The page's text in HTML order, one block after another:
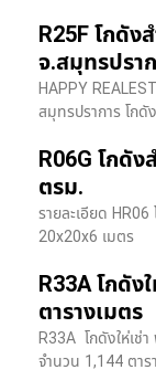
R25F โกดัง
จ.สมุทรปรา
HAPPY
สมุทรปราการ โกดั
R06G โกดัง
ตรม.
รายละเอียด
20x20x6 เมตร
R33A โกดั
ตารางเมตร
R33A โกดังให่เ
จำนวน 1,144 ตาร